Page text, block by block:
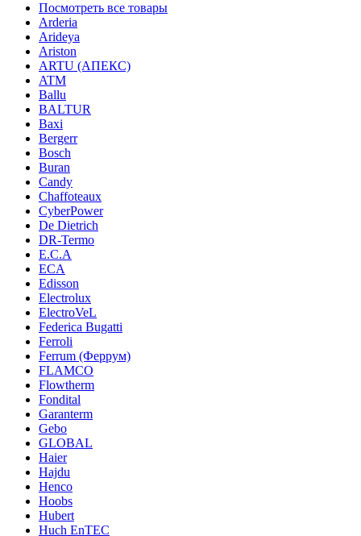
Посмотреть все товары
Arderia
Arideya
Ariston
ARTU (АПЕКС)
ATM
Ballu
BALTUR
Baxi
Bergerr
Bosch
Buran
Candy
Chaffoteaux
CyberPower
De Dietrich
DR-Termo
E.C.A
ECA
Edisson
Electrolux
ElectroVeL
Federica Bugatti
Ferroli
Ferrum (Феррум)
FLAMCO
Flowtherm
Fondital
Garanterm
Gebo
GLOBAL
Haier
Hajdu
Henco
Hoobs
Hubert
Huch EnTEC